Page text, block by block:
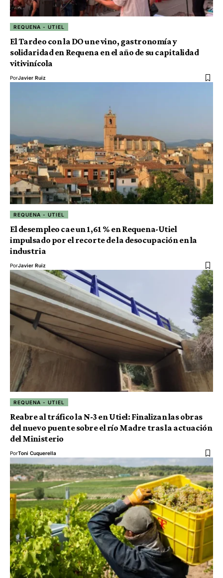
REQUENA - UTIEL
El Tardeo con la DO une vino, gastronomía y
solidaridad en Requena en el año de su capitalidad
vitivinícola
PorJavier Ruiz
REQUENA - UTIEL
El desempleo cae un 1,61 % en Requena-Utiel
impulsado por el recorte de la desocupación en la
industria
PorJavier Ruiz
REQUENA - UTIEL
Reabre al tráfico la N-3 en Utiel: Finalizan las obras
del nuevo puente sobre el río Madre tras la actuación
del Ministerio
PorToni Cuquerella